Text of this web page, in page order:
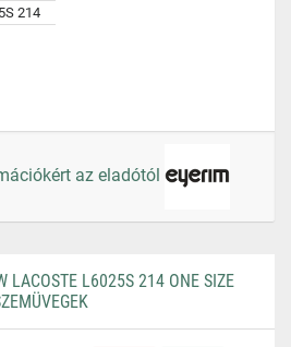
214
az eladótól
LACOSTE L6025S 214 ONE SIZE